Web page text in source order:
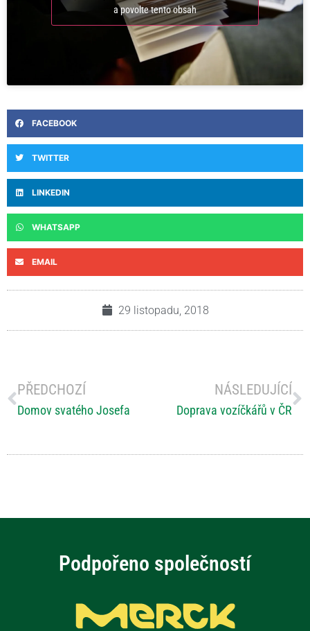
a povolte tento obsah
FACEBOOK
TWITTER
LINKEDIN
WHATSAPP
EMAIL
29 listopadu, 2018
PŘEDCHOZÍ
Domov svatého Josefa
NÁSLEDUJÍCÍ
Doprava vozíčkářů v ČR
Podpořeno společností